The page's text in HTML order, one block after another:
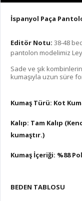
İspanyol Paça
Editör Notu: 38-48
pantolon modelimiz
Sade ve şık
kumaşıyla uzun süre
Kumaş Türü: Kot
Kalıp: Tam Kalıp
kumaştır.)
Kumaş İçeriği: %88
BEDEN TABLOSU